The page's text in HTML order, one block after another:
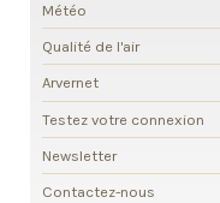
Météo
Qualité de l'air
Arvernet
Testez votre connexion
Newsletter
Contactez-nous